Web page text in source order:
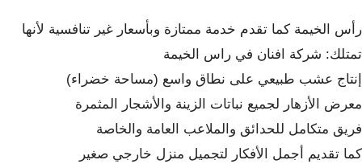
رأس الخيمة كما تقدم خدمة ممتازة وبأسعار غير تنافسية لأنها
تمتلك: شركة افنان في راس الخيمة
إنتاج عشب طبيعي على نطاق واسع (مساحة خضراء)
معرض الأزهار لجميع نباتات الزينة والأشجار المثمرة
فريق متكامل للحدائق والملاعب العامة والخاصة
كما تقديم أجمل الأفكار لتجميل منزل خارجي صغير